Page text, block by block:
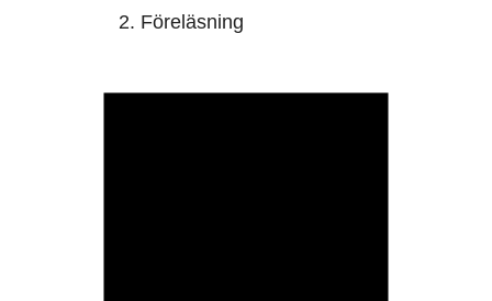
Föreläsning
Evenemang